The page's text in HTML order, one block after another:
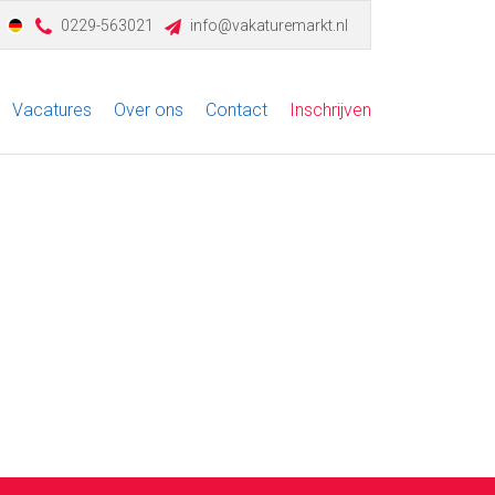
0229-563021 info@vakaturemarkt.nl
Vacatures Over ons Contact Inschrijven